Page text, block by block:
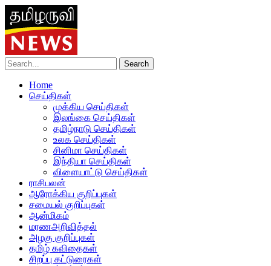
Home
செய்திகள்
முக்கிய செய்திகள்
இலங்கை செய்திகள்
தமிழ்நாடு செய்திகள்
உலக செய்திகள்
சினிமா செய்திகள்
இந்தியா செய்திகள்
விளையாட்டு செய்திகள்
ராசிபலன்
ஆரோக்கிய குறிப்புகள்
சமையல் குறிப்புகள்
ஆன்மிகம்
மரணஅறிவித்தல்
அழகு குறிப்புகள்
தமிழ் கவிதைகள்
சிறப்பு கட்டுரைகள்